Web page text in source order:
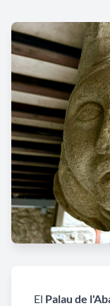
El Palau de